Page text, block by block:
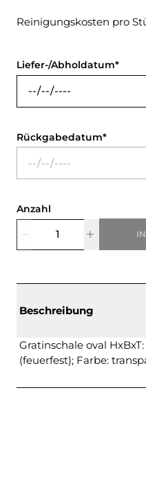
Reinigungskosten pro
Liefer-/Abholdatum
Rückgabedatum
Anzahl
Beschreibung
Gratinschale oval
(feuerfest); Farbe: